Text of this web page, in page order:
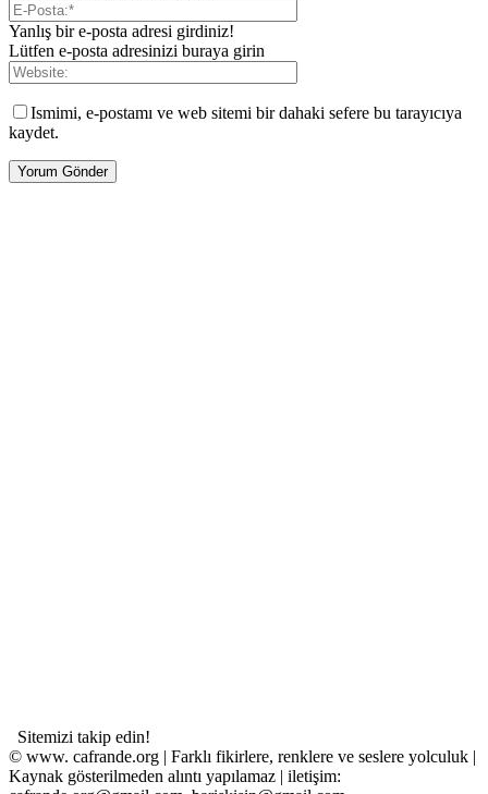
Yanlış bir e-posta adresi girdiniz!
Lütfen e-posta adresinizi buraya girin
Ismimi, e-postamı ve web sitemi bir dahaki sefere bu tarayıcıya
kaydet.
Sitemizi takip edin!
© www. cafrande.org | Farklı fikirlere, renklere ve seslere yolculuk |
Kaynak gösterilmeden alıntı yapılamaz | iletişim: